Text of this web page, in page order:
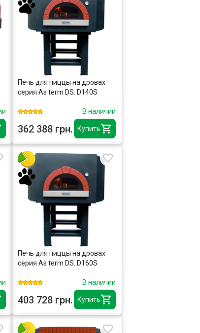
Купить
Печь для пиццы на дровах
серия As term DS. D140S
В наличии
362 388 грн.
Купить
Печь для пиццы на дровах
серия As term DS. D160S
В наличии
403 728 грн.